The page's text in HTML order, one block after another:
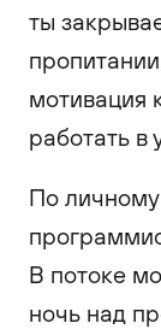
ты
мотивация
работать в
По личному
В потоке
ночь над